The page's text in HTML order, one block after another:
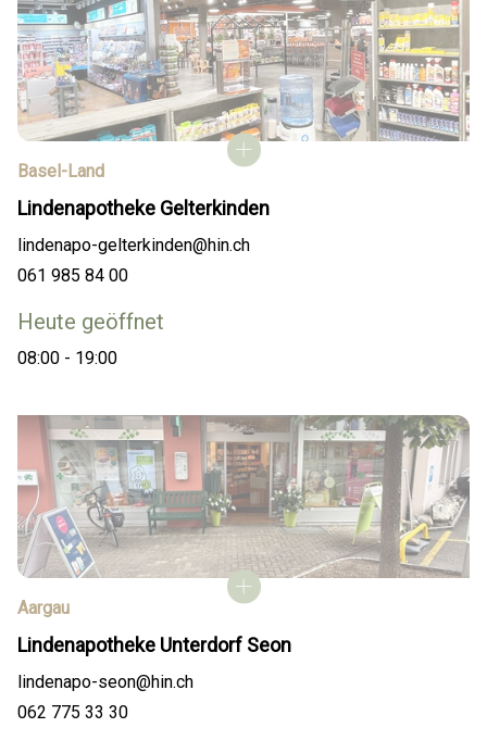
Basel-Land
Lindenapotheke Gelterkinden
lindenapo-gelterkinden@hin.ch
061 985 84 00
Heute geöffnet
08:00 - 19:00
Aargau
Lindenapotheke Unterdorf Seon
lindenapo-seon@hin.ch
062 775 33 30